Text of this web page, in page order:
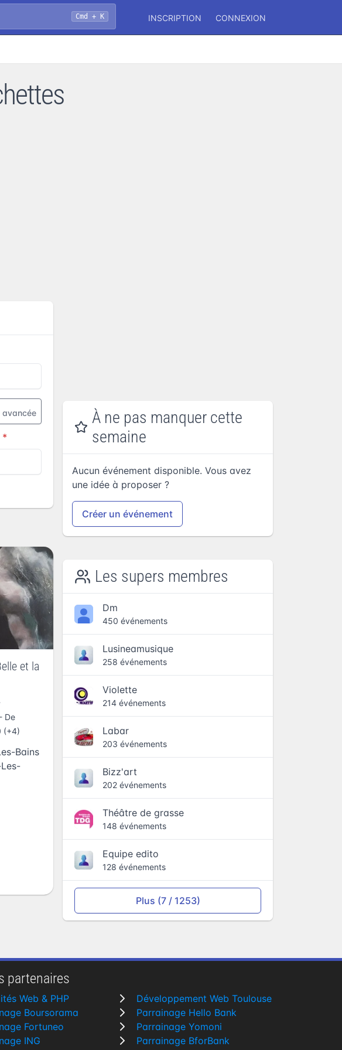
Cmd + K INSCRIPTION CONNEXION
avancée
et la
- De
(+4)
Bains
À ne pas manquer cette
semaine
Aucun événement disponible. Vous avez
une idée à proposer ?
Créer un événement
Les supers membres
Dm
450 événements
Lusineamusique
258 événements
Violette
214 événements
Labar
203 événements
Bizz'art
202 événements
Théâtre de grasse
148 événements
Equipe edito
128 événements
Plus (7 / 1253)
partenaires
Web & PHP
Boursorama
Fortuneo
ING
Développement Web Toulouse
Parrainage Hello Bank
Parrainage Yomoni
Parrainage BforBank